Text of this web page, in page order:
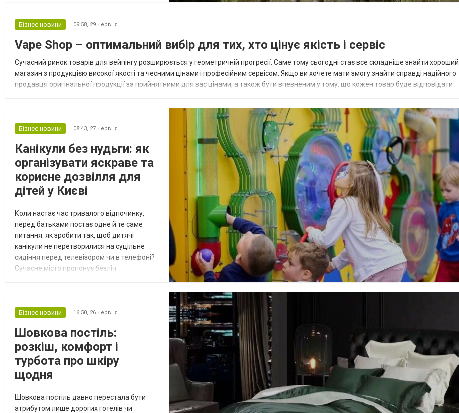
среды. Многие пожилые люди признаются,
что больше всего им не хватает не помощи
по хозяйству и даже не медицинского
сопровождения, а обычного
человеческого общен...
Бізнес новини 09:58, 29 червня
Vape Shop – оптимальний вибір для тих, хто цінує якість і сервіс
Сучасний ринок товарів для вейпінгу розширюється у геометричній прогресії. Саме тому сьогодні стає все складніше знайти хороший
магазин з продукцією високої якості та чесними цінами і професійним сервісом. Якщо ви хочете мати змогу знайти справді надійного
продавця оригінальної продукції за прийнятними для вас цінами, а також бути впевненим у тому, що кожен товар буде відповідати
Бізнес новини 08:43, 27 червня
Канікули без нудьги: як
організувати яскраве та
корисне дозвілля для
дітей у Києві
Коли настає час тривалого відпочинку,
перед батьками постає одне й те саме
питання: як зробити так, щоб дитячі
канікули не перетворилися на суцільне
сидіння перед телевізором чи в телефоні?
Сучасне місто пропонує безліч
активним рухом, новими знаннями та
корисна зайнятість протягом дня Для
працюючих д...
Бізнес новини 16:50, 26 червня
Шовкова постіль:
розкіш, комфорт і
турбота про шкіру
щодня
Шовкова постіль давно перестала бути
атрибутом лише дорогих готелів чи